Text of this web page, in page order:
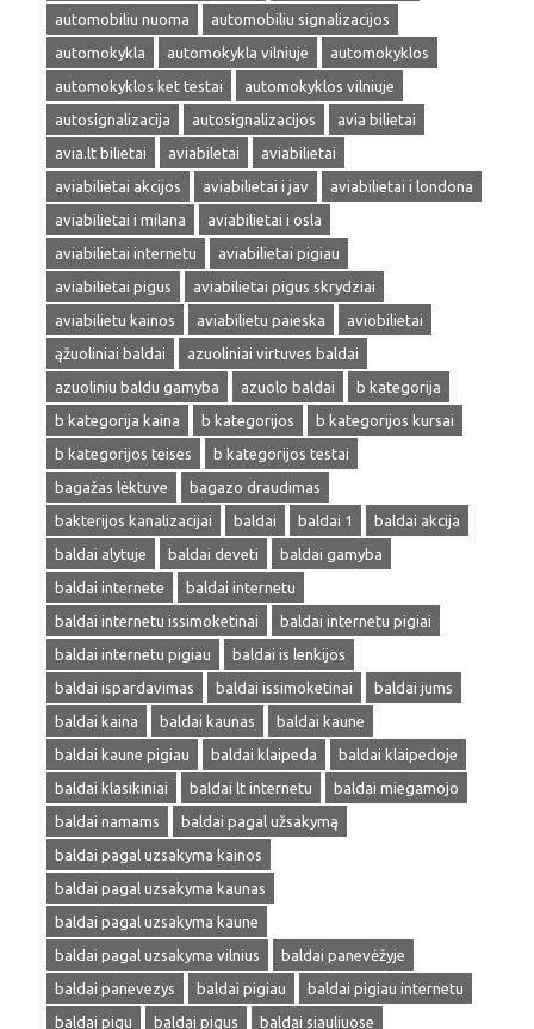
automobiliu nuoma
automobiliu signalizacijos
automokykla
automokykla vilniuje
automokyklos
automokyklos ket testai
automokyklos vilniuje
autosignalizacija
autosignalizacijos
avia bilietai
avia.lt bilietai
aviabiletai
aviabilietai
aviabilietai akcijos
aviabilietai i jav
aviabilietai i londona
aviabilietai i milana
aviabilietai i osla
aviabilietai internetu
aviabilietai pigiau
aviabilietai pigus
aviabilietai pigus skrydziai
aviabilietu kainos
aviabilietu paieska
aviobilietai
ąžuoliniai baldai
azuoliniai virtuves baldai
azuoliniu baldu gamyba
azuolo baldai
b kategorija
b kategorija kaina
b kategorijos
b kategorijos kursai
b kategorijos teises
b kategorijos testai
bagažas lėktuve
bagazo draudimas
bakterijos kanalizacijai
baldai baldai 1
baldai akcija
baldai alytuje
baldai deveti
baldai gamyba
baldai internete
baldai internetu
baldai internetu issimoketinai
baldai internetu pigiai
baldai internetu pigiau
baldai is lenkijos
baldai ispardavimas
baldai issimoketinai
baldai jums
baldai kaina
baldai kaunas
baldai kaune
baldai kaune pigiau
baldai klaipeda
baldai klaipedoje
baldai klasikiniai
baldai lt internetu
baldai miegamojo
baldai namams
baldai pagal užsakymą
baldai pagal uzsakyma kainos
baldai pagal uzsakyma kaunas
baldai pagal uzsakyma kaune
baldai pagal uzsakyma vilnius
baldai panevėžyje
baldai panevezys
baldai pigiau
baldai pigiau internetu
baldai pigu
baldai pigus baldai siauliuose